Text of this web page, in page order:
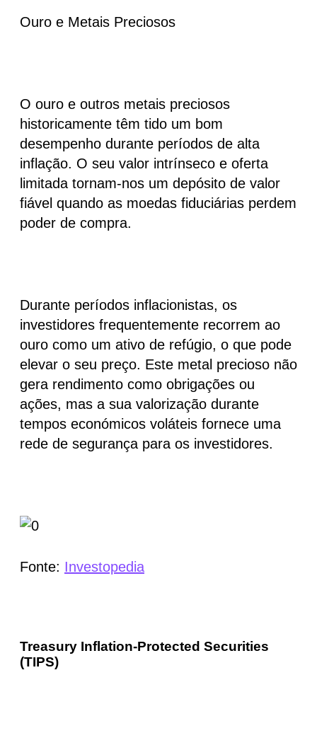
Ouro e Metais Preciosos
O ouro e outros metais preciosos
historicamente têm tido um bom
desempenho durante períodos de alta
inflação. O seu valor intrínseco e oferta
limitada tornam-nos um depósito de valor
fiável quando as moedas fiduciárias perdem
poder de compra.
Durante períodos inflacionistas, os
investidores frequentemente recorrem ao
ouro como um ativo de refúgio, o que pode
elevar o seu preço. Este metal precioso não
gera rendimento como obrigações ou
ações, mas a sua valorização durante
tempos económicos voláteis fornece uma
rede de segurança para os investidores.
Fonte: Investopedia
Treasury Inflation-Protected Securities
(TIPS)